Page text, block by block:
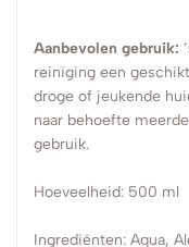
Aanbevolen gebruik:
reiniging een
droge of jeukende
naar behoefte
gebruik.
Hoeveelheid: 500 ml
Ingrediënten: Aqua,